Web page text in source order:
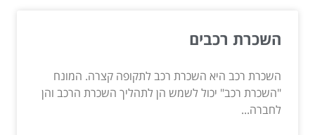
השכרת רכבים
השכרת רכב היא השכרת רכב לתקופה קצרה. המונח
"השכרת רכב" יכול לשמש הן לתהליך השכרת הרכב והן
לחברה...